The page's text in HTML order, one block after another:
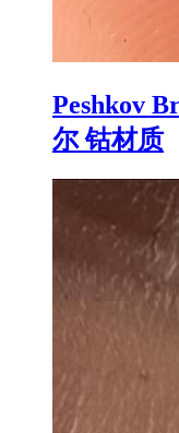
Peshkov
尔 钴材质